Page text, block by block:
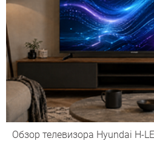
Обзор телевизора Hyundai H-